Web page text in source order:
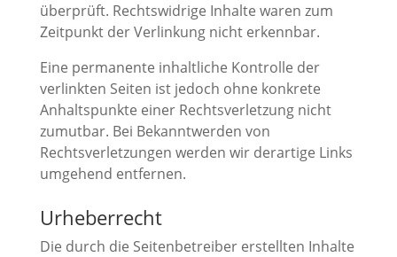
überprüft. Rechtswidrige Inhalte waren zum
Zeitpunkt der Verlinkung nicht erkennbar.
Eine permanente inhaltliche Kontrolle der
verlinkten Seiten ist jedoch ohne konkrete
Anhaltspunkte einer Rechtsverletzung nicht
zumutbar. Bei Bekanntwerden von
Rechtsverletzungen werden wir derartige Links
umgehend entfernen.
Urheberrecht
Die durch die Seitenbetreiber erstellten Inhalte